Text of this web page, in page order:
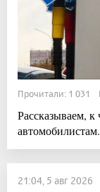
Прочитали: 1 031
Рассказываем,
автомобилистам.
21:04, 5 авг 2026